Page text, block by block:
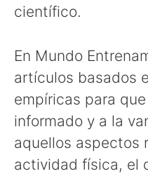
científico.
En Mundo
artículos basados
empíricas para
informado y a la
aquellos aspectos
actividad física, el